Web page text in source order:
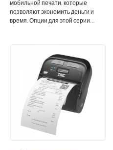
мобильной печати, которые
позволяют экономить деньги и
время. Опции для этой серии…